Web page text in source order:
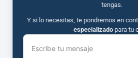
tengas.
Y si lo necesitas, te pondremos en
especializadopara tu
Escribe tu mensaje